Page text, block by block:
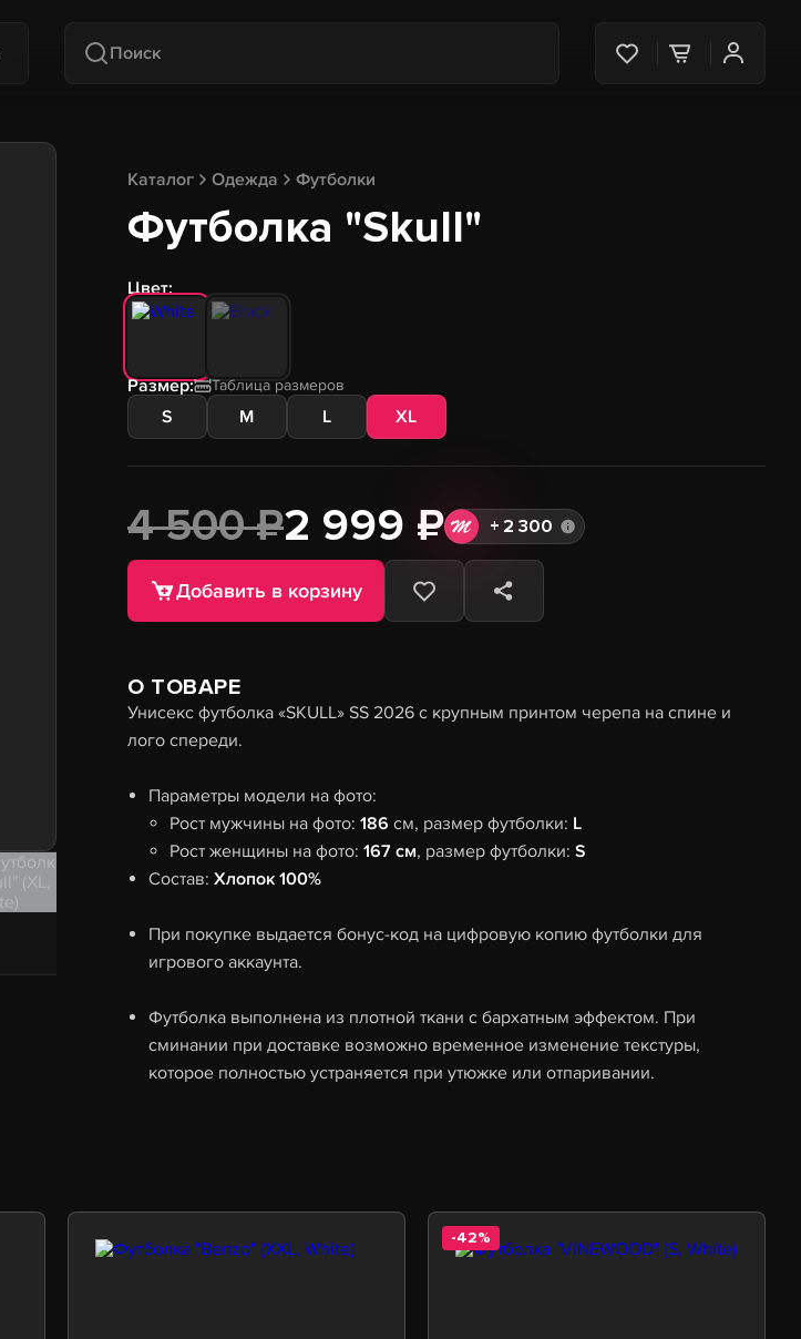
Каталог Одежда Футболки
Футболка "Skull"
Цвет:
Размер: Таблица размеров
S M L XL
4 500 ₽2 999 ₽ + 2 300
Добавить в корзину
О ТОВАРЕ
Унисекс футболка «SKULL» SS 2026 с крупным принтом черепа на спине и
лого спереди.
Параметры модели на фото:
Рост мужчины на фото:186 см, размер футболки: L
Рост женщины на фото:167 см, размер футболки:S
Состав:Хлопок 100%
При покупке выдается бонус-код на цифровую копию футболки для
игрового аккаунта.
Футболка выполнена из плотной ткани с бархатным эффектом. При
сминании при доставке возможно временное изменение текстуры,
которое полностью устраняется при утюжке или отпаривании.
-42%